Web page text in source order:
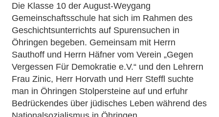
Die Klasse 10 der August-Weygang
Gemeinschaftsschule hat sich im Rahmen des
Geschichtsunterrichts auf Spurensuchen in
Öhringen begeben. Gemeinsam mit Herrn
Sauthoff und Herrn Häfner vom Verein „Gegen
Vergessen Für Demokratie e.V.“ und den Lehrern
Frau Zinic, Herr Horvath und Herr Steffl suchte
man in Öhringen Stolpersteine auf und erfuhr
Bedrückendes über jüdisches Leben während des